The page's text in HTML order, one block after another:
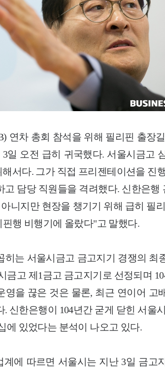
연차 총회 참석을 위해 필리핀 출장
일 오전 급히 귀국했다. 서울시금고
서다. 그가 직접 프리젠테이션을 진
고 담당 직원들을 격려했다. 신한은행
니지만 현장을 챙기기 위해 급히 필
행 비행기에 올랐다"고 말했다.
히는 서울시금고 금고지기 경쟁의 최
금고 제1금고 금고지기로 선정되며
영을 끊은 것은 물론, 최근 연이어 고
. 신한은행이 104년간 굳게 닫힌 서울
에 있었다는 분석이 나오고 있다.
계에 따르면 서울시는 지난 3일 금고